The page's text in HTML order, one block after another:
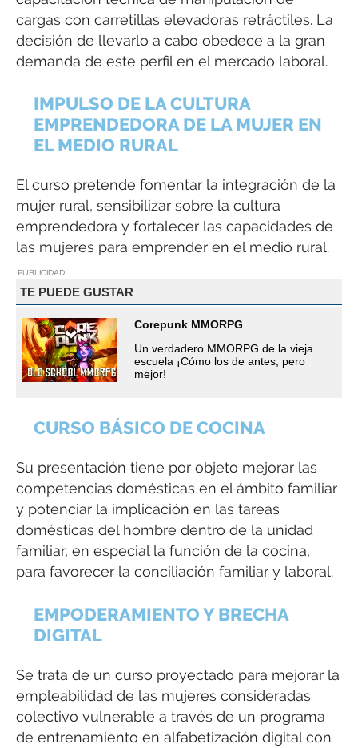
cargas con carretillas elevadoras retráctiles. La
decisión de llevarlo a cabo obedece a la gran
demanda de este perfil en el mercado laboral.
IMPULSO DE LA CULTURA
EMPRENDEDORA DE LA MUJER EN
EL MEDIO RURAL
El curso pretende fomentar la integración de la
mujer rural, sensibilizar sobre la cultura
emprendedora y fortalecer las capacidades de
las mujeres para emprender en el medio rural.
PUBLICIDAD
TE PUEDE GUSTAR
Corepunk MMORPG
Un verdadero MMORPG de la vieja
escuela ¡Cómo los de antes, pero
mejor!
CURSO BÁSICO DE COCINA
Su presentación tiene por objeto mejorar las
competencias domésticas en el ámbito familiar
y potenciar la implicación en las tareas
domésticas del hombre dentro de la unidad
familiar, en especial la función de la cocina,
para favorecer la conciliación familiar y laboral.
EMPODERAMIENTO Y BRECHA
DIGITAL
Se trata de un curso proyectado para mejorar la
empleabilidad de las mujeres consideradas
colectivo vulnerable a través de un programa
de entrenamiento en alfabetización digital con